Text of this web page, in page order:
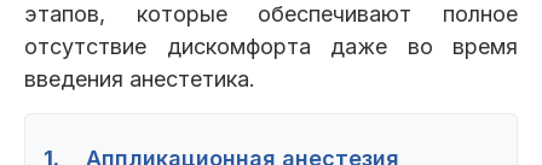
этапов, которые обеспечивают полное
отсутствие дискомфорта даже во время
введения анестетика.
1.
Аппликационная анестезия